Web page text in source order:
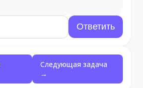
Следующая задача
→